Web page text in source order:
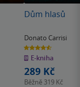
Dům hlasů
Donato Carrisi
4.6
z
5
hvězdiček
E-kniha
289 Kč
Běžně 319 Kč